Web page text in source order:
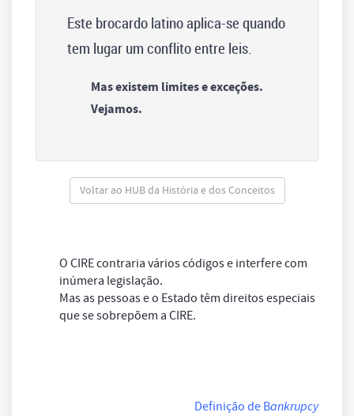
Este brocardo latino aplica-se quando
tem lugar um conflito entre leis.
Mas existem limites e exceções.
Vejamos.
Voltar ao HUB da História e dos Conceitos
O CIRE contraria vários códigos e interfere com
inúmera legislação.
Mas as pessoas e o Estado têm direitos especiais
que se sobrepõem a CIRE.
Definição de Bankrupcy